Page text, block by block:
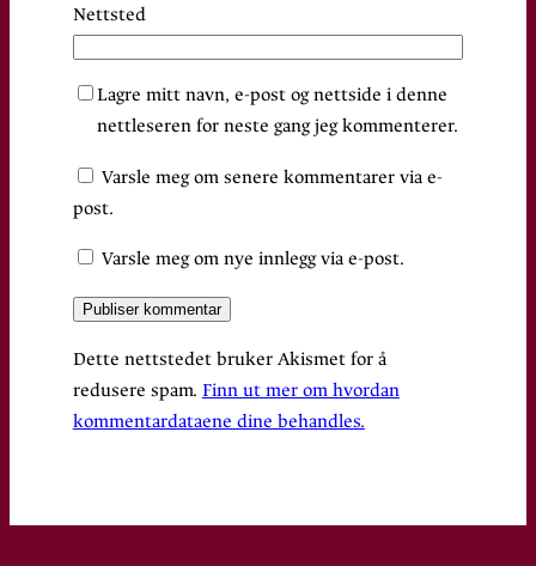
Nettsted
Lagre mitt navn, e-post og nettside i denne
nettleseren for neste gang jeg kommenterer.
Varsle meg om senere kommentarer via e-
post.
Varsle meg om nye innlegg via e-post.
Dette nettstedet bruker Akismet for å
redusere spam. Finn ut mer om hvordan
kommentardataene dine behandles.